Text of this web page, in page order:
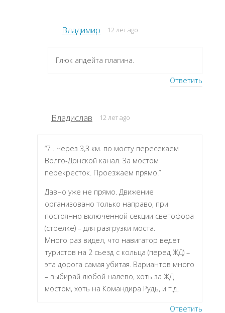
Владимир 12 лет ago
Глюк апдейта плагина.
Ответить
Владислав 12 лет ago
“7 . Через 3,3 км. по мосту пересекаем
Волго-Донской канал. За мостом
перекресток. Проезжаем прямо.”
Давно уже не прямо. Движение
организовано только направо, при
постоянно включенной секции светофора
(стрелке) – для разгрузки моста.
Много раз видел, что навигатор ведет
туристов на 2 сьезд с кольца (перед ЖД) –
эта дорога самая убитая. Вариантов много
– выбирай любой налево, хоть за ЖД
мостом, хоть на Командира Рудь, и т.д.
Ответить